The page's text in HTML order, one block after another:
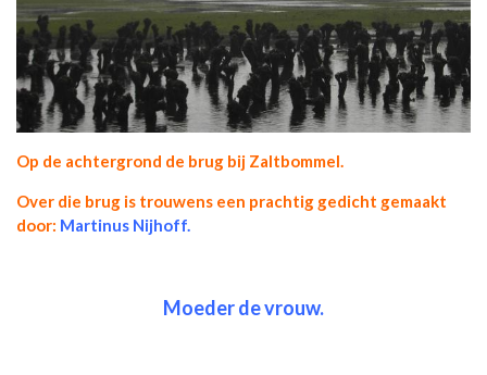
Op de achtergrond de brug bij Zaltbommel.
Over die brug is trouwens een prachtig gedicht gemaakt
door: Martinus Nijhoff.
Moeder de vrouw.